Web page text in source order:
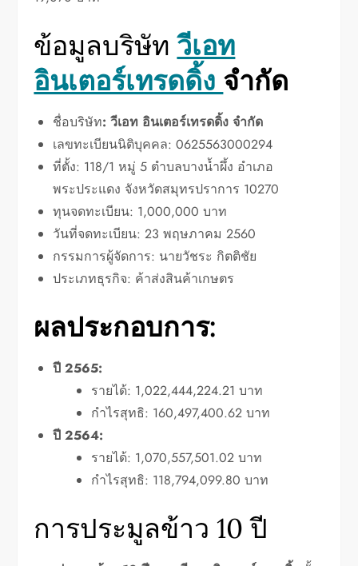
ข้อมูลบริษัทวีเอท
อินเตอร์เทรดดิ้ง จำกัด
ชื่อบริษัท: วีเอท อินเตอร์เทรดดิ้ง จำกัด
เลขทะเบียนนิติบุคคล: 0625563000294
ที่ตั้ง: 118/1 หมู่ 5 ตำบลบางน้ำผึ้ง อำเภอ
พระประแดง จังหวัดสมุทรปราการ 10270
ทุนจดทะเบียน: 1,000,000 บาท
วันที่จดทะเบียน: 23 พฤษภาคม 2560
กรรมการผู้จัดการ: นายวัชระ กิตติชัย
ประเภทธุรกิจ: ค้าส่งสินค้าเกษตร
ผลประกอบการ:
ปี 2565:
รายได้: 1,022,444,224.21 บาท
กำไรสุทธิ: 160,497,400.62 บาท
ปี 2564:
รายได้: 1,070,557,501.02 บาท
กำไรสุทธิ: 118,794,099.80 บาท
การประมูลข้าว 10 ปี